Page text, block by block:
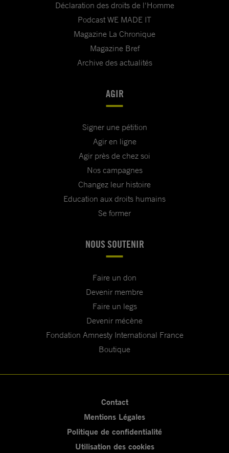
Déclaration des droits de l'Homme
Podcast WE MADE IT
Magazine La Chronique
Magazine Bref
Archive des actualités
AGIR
Signer une pétition
Agir en ligne
Agir près de chez soi
Nos campagnes
Changez leur histoire
Education aux droits humains
Se former
NOUS SOUTENIR
Faire un don
Devenir membre
Faire un legs
Devenir mécène
Fondation Amnesty International France
Boutique
Contact
Mentions Légales
Politique de confidentialité
Utilisation des cookies